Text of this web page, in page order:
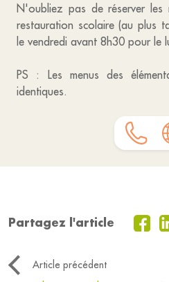
N'oubliez pas de réserver
restauration scolaire (au plus
le vendredi avant 8h30 pour le
PS : Les menus des
identiques.
Partagez l'article
Article précédent